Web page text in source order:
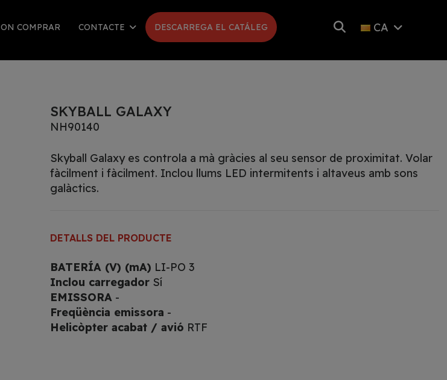
ON COMPRAR CONTACTE DESCARREGA EL CATÁLEG CA
SKYBALL GALAXY
NH90140
Skyball Galaxy es controla a mà gràcies al seu sensor de proximitat. Volar
fàcilment i fàcilment. Inclou llums LED intermitents i altaveus amb sons
galàctics.
DETALLS DEL PRODUCTE
BATERÍA (V) (mA) LI-PO 3
Inclou carregador Sí
EMISSORA -
Freqüència emissora -
Helicòpter acabat / avió RTF